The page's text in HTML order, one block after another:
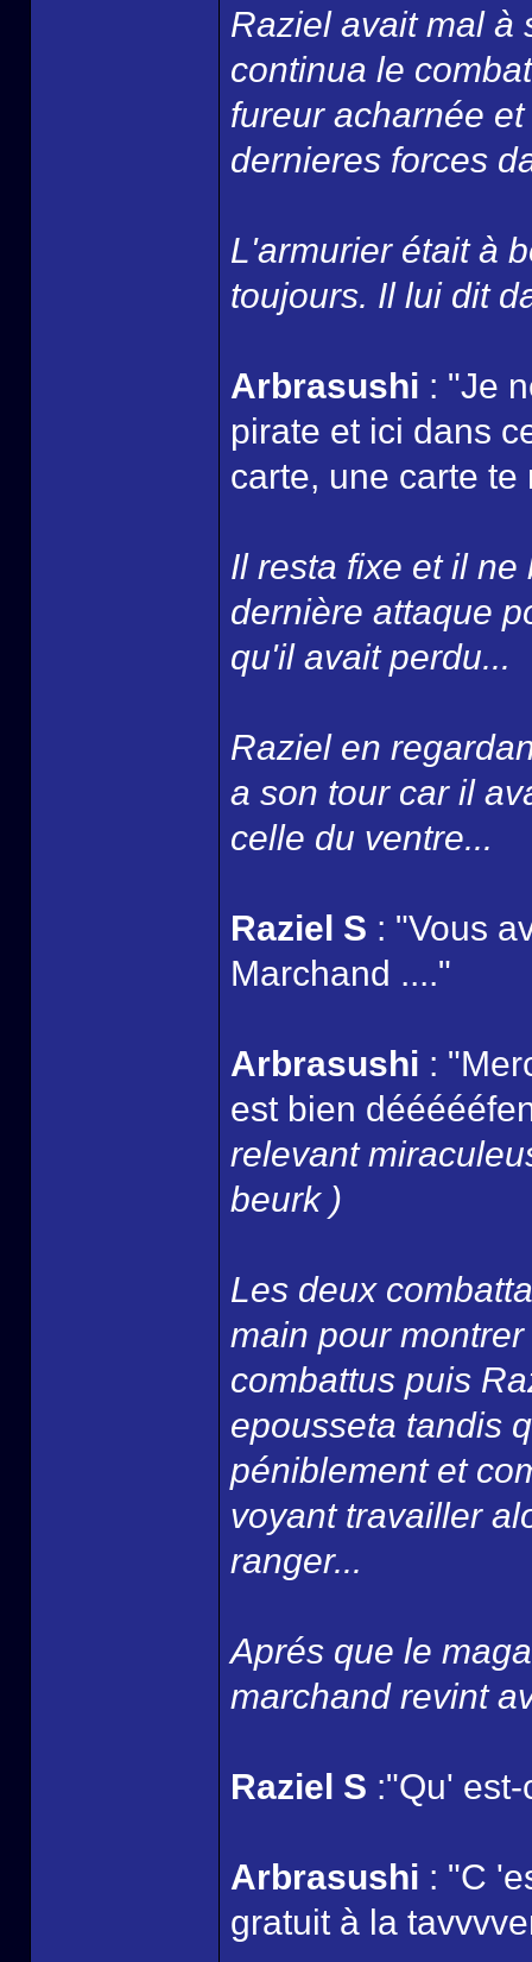
Raziel avait mal à
continua le
fureur acharnée
dernieres forces
L'armurier était à
toujours. Il lui dit
Arbrasushi : "Je
pirate et ici dans
carte, une carte
Il resta fixe et il
dernière attaque
qu'il avait perdu...
Raziel en
a son tour car il
celle du ventre...
Raziel S : "Vous
Marchand ...."
Arbrasushi :
est bien
relevant
beurk )
Les deux
main pour
combattus puis
epousseta tandis
péniblement et
voyant travailler
ranger...
Aprés que le
marchand revint
Raziel S :"Qu'
Arbrasushi : "C
gratuit à la